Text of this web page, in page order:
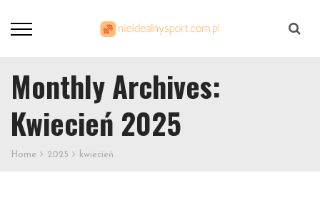
Monthly Archives:
Kwiecień 2025
Home 2025 kwiecień